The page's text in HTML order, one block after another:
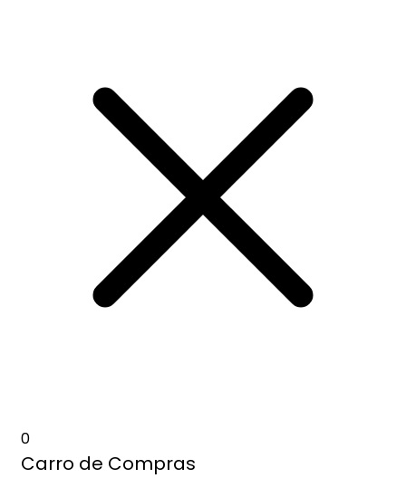
0
Carro de Compras